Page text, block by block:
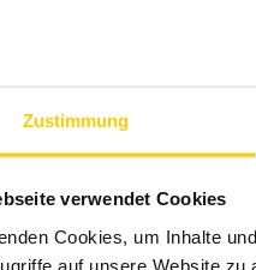
Zustimmung
verwendet Cookies
Cookies, um Inhalte
auf unsere Website